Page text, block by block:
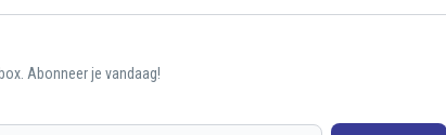
Abonneer je vandaag!